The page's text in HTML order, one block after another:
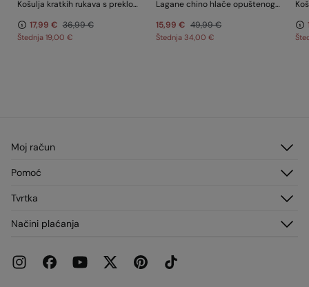
Košulja kratkih rukava s preklopom
17,99 € 36,99 €
Štednja 19,00 €
Lagane chino hlače opuštenog kroja
15,99 € 49,99 €
Štednja34,00 €
Moj račun
Adrese za dostavu
Pomoć
Dostava
Trenutne promocije
Tvrtka
Franšize
Radi s nama
Načini plaćanja